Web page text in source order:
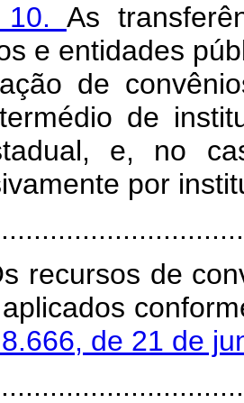
As
e entidades
de
de
e, no
por
recursos de
8.666, de 21 de